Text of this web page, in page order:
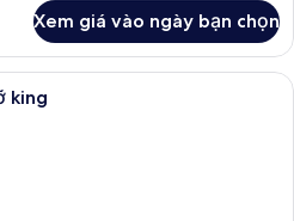
Xem giá vào ngày bạn chọn
Phòng Superior, 1 giường cỡ king |
king